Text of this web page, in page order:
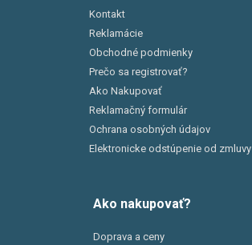
Kontakt
Reklamácie
Obchodné podmienky
Prečo sa registrovať?
Ako Nakupovať
Reklamačný formulár
Ochrana osobných údajov
Elektronicke odstúpenie od zmluvy
Ako nakupovať?
Doprava a ceny